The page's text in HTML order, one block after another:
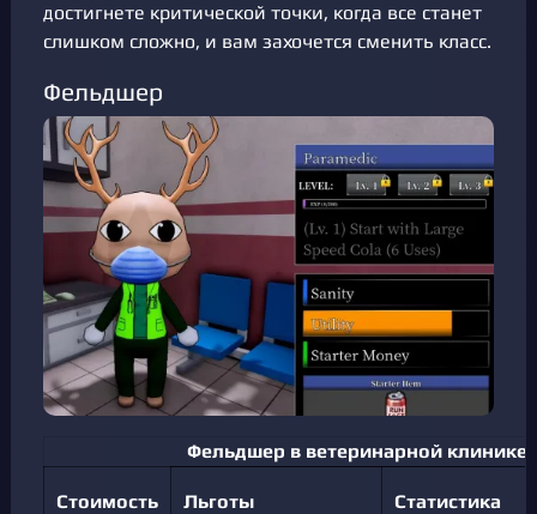
достигнете критической точки, когда все станет
слишком сложно, и вам захочется сменить класс.
Фельдшер
Фельдшер в ветеринарной клинике
Стоимость Льготы Статистика